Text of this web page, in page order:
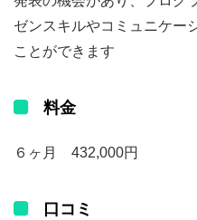
ゼンスキルやコミュニケー
ことができます
料金
６ヶ月 432,000円
口コミ